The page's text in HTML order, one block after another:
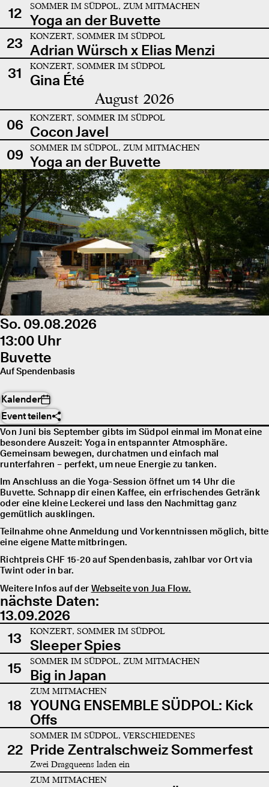
12 SOMMER IM SÜDPOL, ZUM MITMACHEN
Yoga an der Buvette
23
KONZERT, SOMMER IM SÜDPOL
Adrian Würsch x Elias Menzi
31
KONZERT, SOMMER IM SÜDPOL
Gina Été
August 2026
06 KONZERT, SOMMER IM SÜDPOL
Cocon Javel
09
SOMMER IM SÜDPOL, ZUM MITMACHEN
Yoga an der Buvette
So. 09.08.2026
13:00 Uhr
Buvette
Auf Spendenbasis
Kalender
Event teilen
Von Juni bis September gibts im Südpol einmal im Monat eine
besondere Auszeit: Yoga in entspannter Atmosphäre.
Gemeinsam bewegen, durchatmen und einfach mal
runterfahren – perfekt, um neue Energie zu tanken.
Im Anschluss an die Yoga-Session öffnet um 14 Uhr die
Buvette. Schnapp dir einen Kaffee, ein erfrischendes Getränk
oder eine kleine Leckerei und lass den Nachmittag ganz
gemütlich ausklingen.
Teilnahme ohne Anmeldung und Vorkenntnissen möglich, bitte
eine eigene Matte mitbringen.
Richtpreis CHF 15-20 auf Spendenbasis, zahlbar vor Ort via
Twint oder in bar.
Weitere Infos auf der Webseite von Jua Flow.
nächste Daten:
13.09.2026
13
KONZERT, SOMMER IM SÜDPOL
Sleeper Spies
15
SOMMER IM SÜDPOL, ZUM MITMACHEN
Big in Japan
18
ZUM MITMACHEN
YOUNG ENSEMBLE SÜDPOL: Kick
Offs
22
SOMMER IM SÜDPOL, VERSCHIEDENES
Pride Zentralschweiz Sommerfest
Zwei Dragqueens laden ein
ZUM MITMACHEN